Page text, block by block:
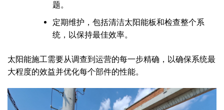
题。
定期维护，包括清洁太阳能板和检查整个系
统，以保持最佳效率。
太阳能施工需要从调查到运营的每一步精确，以确保系统最
大程度的效益并优化每个部件的性能。